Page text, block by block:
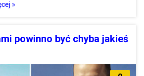
»
powinno być chyba jakieś